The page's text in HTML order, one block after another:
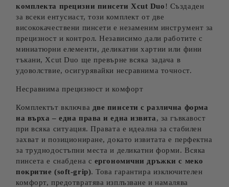
комплекта прецизни пинсети Xcut Duo! Създаден
за всеки ентусиаст, този комплект от две
висококачествени пинсети е незаменим инструмент за
прецизност и контрол. Независимо дали работите с
миниатюрни елементи, деликатни хартии или фини
тъкани, Xcut Duo ще превърне всяка задача в
удоволствие, осигурявайки несравнима точност.
Несравнима прецизност и комфорт
Комплектът включва две пинсети с различна форма
на върха – една права и една извита, за гъвкавост
при всяка ситуация. Правата е идеална за стабилен
захват и позициониране, докато извитата е перфектна
за труднодостъпни места и деликатни форми. Всяка
пинсета е снабдена с ергономични дръжки с меко
покритие (soft-grip). Това гарантира изключителен
комфорт, предотвратява изплъзване и намалява